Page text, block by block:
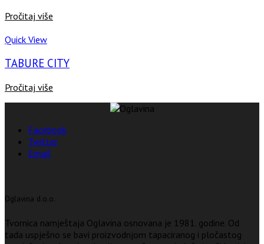
Pročitaj više
Quick View
TABURE CITY
Pročitaj više
Facebook
Twitter
Email
Oglavina d.o.o.
Tvornica namještaja Oglavina osnovana je 1981. godine. Od
tada uspješno se bavi proizvodnjom tapaciranog i pločastog